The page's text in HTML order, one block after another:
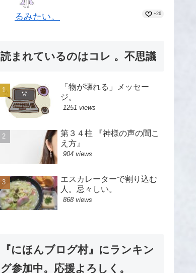
るみたい。 +26
読まれているのはコレ 。不思議
「物が壊れる」メッセー
ジ。
1251 views
第３４柱 『神様の声の聞こ
え方』
904 views
エスカレーターで割り込む
人。忌々しい。
868 views
『にほんブログ村』にランキン
グ参加中。応援よろしく。